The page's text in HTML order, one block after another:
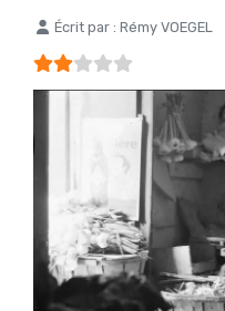
Détails
Écrit par : Rémy VOEGEL
Vote utilisateur: